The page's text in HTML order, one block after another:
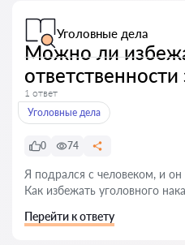
Уголовные дела
Можно ли
ответственности
1 ответ
Уголовные дела
0 74
Я подрался с человеком, и
Как избежать уголовного
Перейти к ответу